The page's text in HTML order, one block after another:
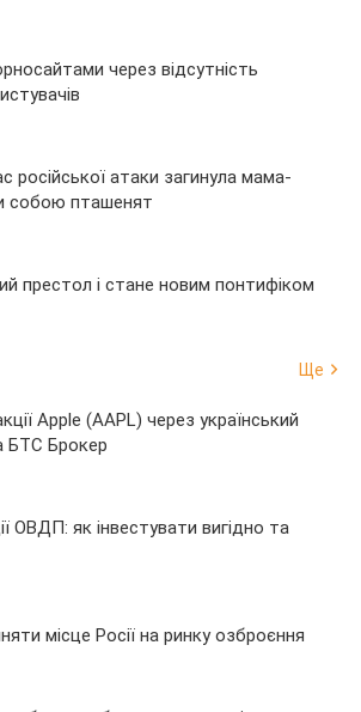
через відсутність
російської атаки загинула мама-
собою пташенят
престол і стане новим понтифіком
Ще
Apple (AAPL) через український
БТС Брокер
ОВДП: як інвестувати вигідно та
місце Росії на ринку озброєння